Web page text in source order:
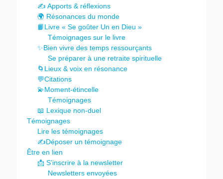
✍️ Apports & réflexions
🌍 Résonances du monde
📙Livre « Se goûter Un en Dieu »
Témoignages sur le livre
✨Bien vivre des temps ressourçants
Se préparer à une retraite spirituelle
🌀Lieux & voix en résonance
💬Citations
💫Moment-étincelle
Témoignages
📖 Lexique non-duel
Témoignages
Lire les témoignages
✍️Déposer un témoignage
Être en lien
📩 S’inscrire à la newsletter
Newsletters envoyées